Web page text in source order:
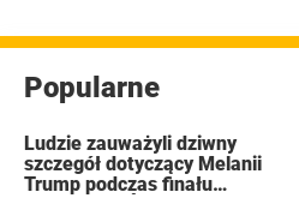
Popularne
Ludzie zauważyli dziwny
szczegół dotyczący Melanii
Trump podczas finału